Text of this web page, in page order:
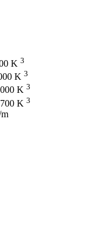
K 3
K 3
K 3
K 3